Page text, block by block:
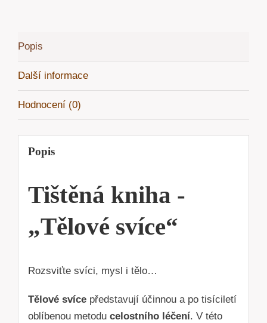
Popis
Další informace
Hodnocení (0)
Popis
Tištěná kniha -
„Tělové svíce“
Rozsviťte svíci, mysl i tělo…
Tělové svícepředstavují účinnou a po tisíciletí
oblíbenou metodu celostního léčení. V této